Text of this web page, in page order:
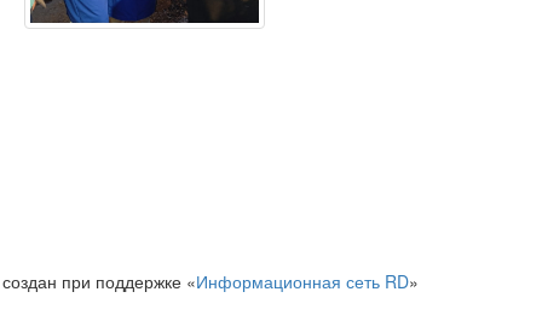
при поддержке «Информационная сеть RD»